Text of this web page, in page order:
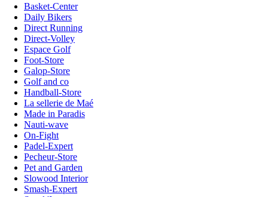
Basket-Center
Daily Bikers
Direct Running
Direct-Volley
Espace Golf
Foot-Store
Galop-Store
Golf and co
Handball-Store
La sellerie de Maé
Made in Paradis
Nauti-wave
On-Fight
Padel-Expert
Pecheur-Store
Pet and Garden
Slowood Interior
Smash-Expert